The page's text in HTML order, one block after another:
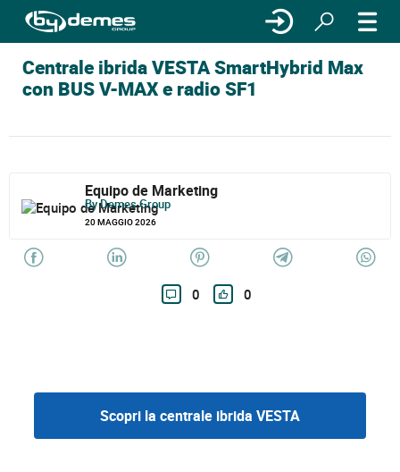
Centrale ibrida VESTA SmartHybrid Max
con BUS V-MAX e radio SF1
Equipo de Marketing
By Demes Group
20 MAGGIO 2026
0 0
Scopri la centrale ibrida VESTA